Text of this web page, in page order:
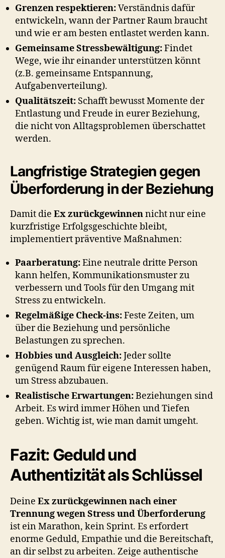
Grenzen respektieren:Verständnis dafür
entwickeln, wann der Partner Raum braucht
und wie er am besten entlastet werden kann.
Gemeinsame Stressbewältigung:Findet
Wege, wie ihr einander unterstützen könnt
(z.B. gemeinsame Entspannung,
Aufgabenverteilung).
Qualitätszeit: Schafft bewusst Momente der
Entlastung und Freude in eurer Beziehung,
die nicht von Alltagsproblemen überschattet
werden.
Langfristige Strategien gegen
Überforderung in der Beziehung
Damit die Ex zurückgewinnennicht nur eine
kurzfristige Erfolgsgeschichte bleibt,
implementiert präventive Maßnahmen:
Paarberatung:Eine neutrale dritte Person
kann helfen, Kommunikationsmuster zu
verbessern und Tools für den Umgang mit
Stress zu entwickeln.
Regelmäßige Check-ins:Feste Zeiten, um
über die Beziehung und persönliche
Belastungen zu sprechen.
Hobbies und Ausgleich:Jeder sollte
genügend Raum für eigene Interessen haben,
um Stress abzubauen.
Realistische Erwartungen:Beziehungen sind
Arbeit. Es wird immer Höhen und Tiefen
geben. Wichtig ist, wie man damit umgeht.
Fazit: Geduld und
Authentizität als Schlüssel
Deine Ex zurückgewinnen nach einer
Trennung wegen Stress und Überforderung
ist ein Marathon, kein Sprint. Es erfordert
enorme Geduld, Empathie und die Bereitschaft,
an dir selbst zu arbeiten. Zeige authentische